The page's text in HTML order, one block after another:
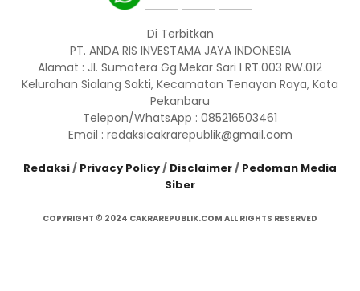
Di Terbitkan
PT. ANDA RIS INVESTAMA JAYA INDONESIA
Alamat : Jl. Sumatera Gg.Mekar Sari I RT.003 RW.012
Kelurahan Sialang Sakti, Kecamatan Tenayan Raya, Kota
Pekanbaru
Telepon/WhatsApp : 085216503461
Email : redaksicakrarepublik@gmail.com
Redaksi/ Privacy Policy/ Disclaimer/ Pedoman Media
Siber
COPYRIGHT © 2024 CAKRAREPUBLIK.COM ALL RIGHTS RESERVED